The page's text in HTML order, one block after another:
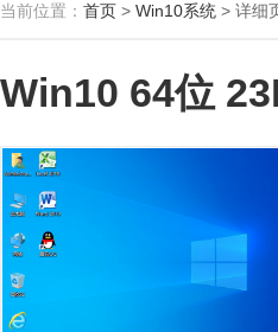
当前位置： 首页 > Win10系统 > 详细
Win10 64位